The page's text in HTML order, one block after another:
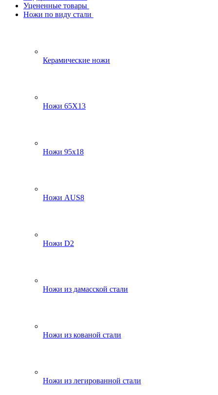
Уцененные товары
Ножи по виду стали
Керамические ножи
Ножи 65Х13
Ножи 95х18
Ножи AUS8
Ножи D2
Ножи из дамасской стали
Ножи из кованой стали
Ножи из легированной стали